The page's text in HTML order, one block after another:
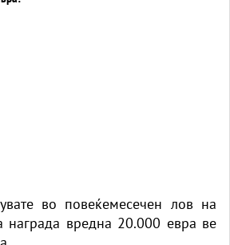
во повеќемесечен лов на
награда вредна 20.000 евра ве